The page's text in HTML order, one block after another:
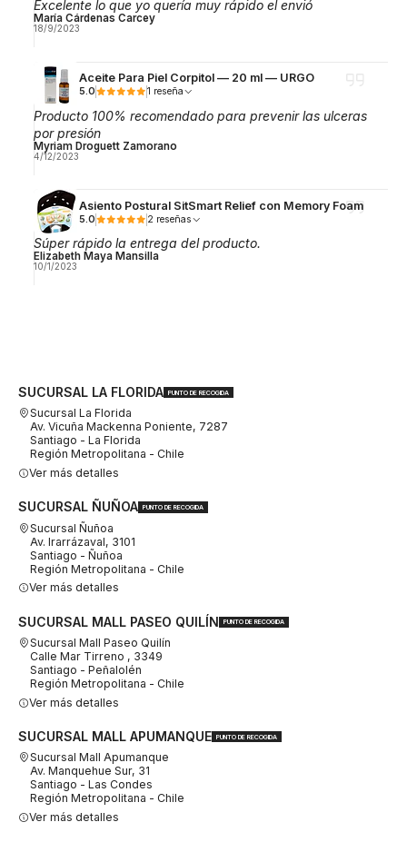
Excelente lo que yo quería muy rápido el envió
María Cárdenas Carcey
18/9/2023
Aceite Para Piel Corpitol — 20 ml — URGO
5.0 1 reseña
Producto 100% recomendado para prevenir las ulceras
por presión
Myriam Droguett Zamorano
4/12/2023
Asiento Postural SitSmart Relief con Memory Foam
5.0 2 reseñas
Súper rápido la entrega del producto.
Elizabeth Maya Mansilla
10/1/2023
SUCURSAL LA FLORIDA PUNTO DE RECOGIDA
Sucursal La Florida
Av. Vicuña Mackenna Poniente, 7287
Santiago - La Florida
Región Metropolitana - Chile
Ver más detalles
SUCURSAL ÑUÑOA PUNTO DE RECOGIDA
Sucursal Ñuñoa
Av. Irarrázaval, 3101
Santiago - Ñuñoa
Región Metropolitana - Chile
Ver más detalles
SUCURSAL MALL PASEO QUILÍN PUNTO DE RECOGIDA
Sucursal Mall Paseo Quilín
Calle Mar Tirreno , 3349
Santiago - Peñalolén
Región Metropolitana - Chile
Ver más detalles
SUCURSAL MALL APUMANQUE PUNTO DE RECOGIDA
Sucursal Mall Apumanque
Av. Manquehue Sur, 31
Santiago - Las Condes
Región Metropolitana - Chile
Ver más detalles